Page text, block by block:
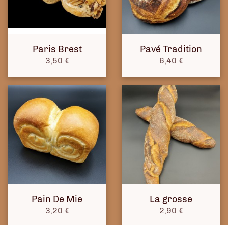
Paris Brest
Prix
3,50 €
Pavé Tradition
Prix
6,40 €
Pain De Mie
Prix
3,20 €
La grosse
Prix
2,90 €